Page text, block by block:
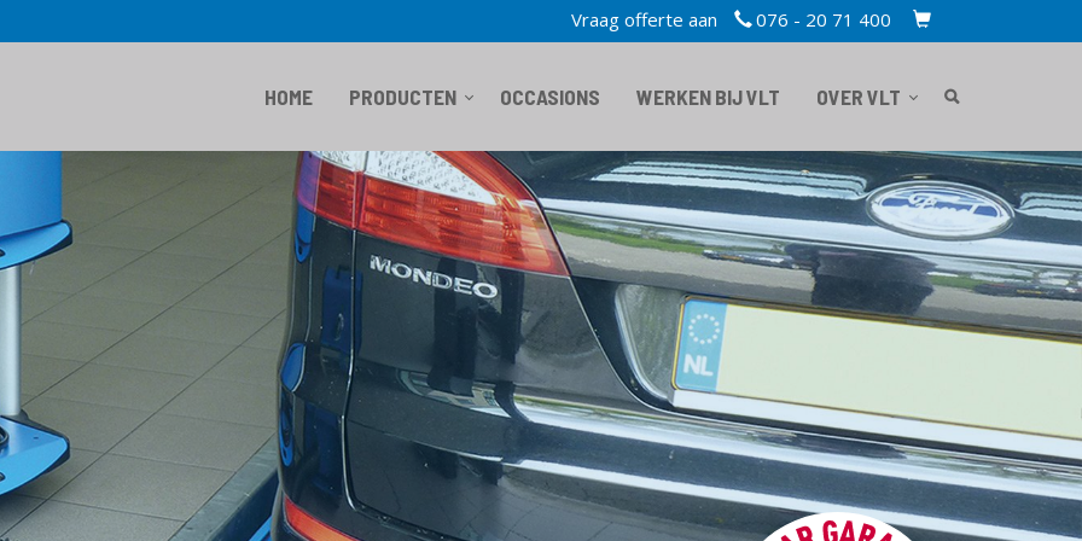
TOPBAR
Vraag offerte aan 076 - 20 71 400
CART
HOME PRODUCTEN OCCASIONS WERKEN BIJ VLT OVER VLT